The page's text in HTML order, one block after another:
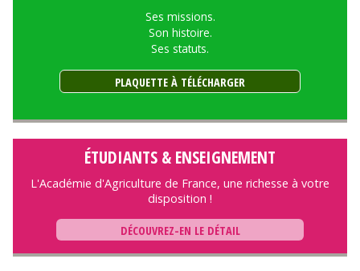
Ses missions.
Son histoire.
Ses statuts.
PLAQUETTE À TÉLÉCHARGER
ÉTUDIANTS & ENSEIGNEMENT
L'Académie d'Agriculture de France, une richesse à votre
disposition !
DÉCOUVREZ-EN LE DÉTAIL